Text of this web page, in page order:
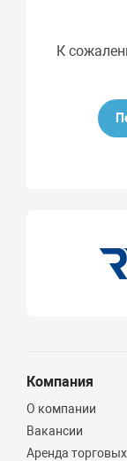
К
Компания
О компании
Вакансии
Аренда